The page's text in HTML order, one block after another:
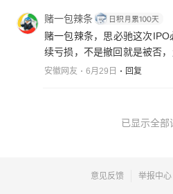
赌一包辣条
赌一包辣条，思必驰这次
续亏损，不是撤回就是被否，
安徽网友 6月29日 回复
已显示全部
意见反馈 举报中心